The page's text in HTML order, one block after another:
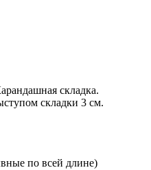
складка.
складки 3 см.
по всей длине)